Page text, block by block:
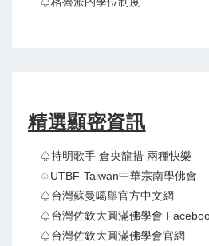
精選顯密資訊
♤持明歌手 倉央龍措 兩種快樂
♤UTBF-Taiwan中華宗南學佛會
♤台灣蘇曼噶舉官方中文網
♤台灣佐欽大圓滿佛學會
♤台灣佐欽大圓滿佛學會官網